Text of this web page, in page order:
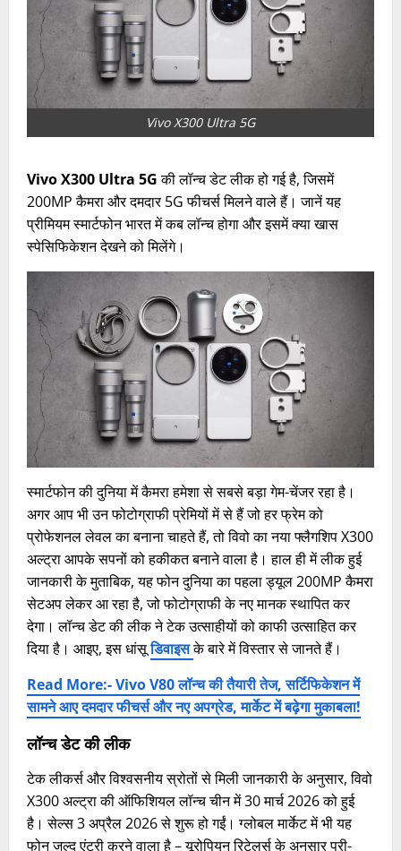
Vivo X300 Ultra 5G
Vivo X300 Ultra 5Gकी लॉन्च डेट लीक हो गई है, जिसमें
200MP कैमरा और दमदार 5G फीचर्स मिलने वाले हैं। जानें यह
प्रीमियम स्मार्टफोन भारत में कब लॉन्च होगा और इसमें क्या खास
स्पेसिफिकेशन देखने को मिलेंगे।
स्मार्टफोन की दुनिया में कैमरा हमेशा से सबसे बड़ा गेम-चेंजर रहा है।
अगर आप भी उन फोटोग्राफी प्रेमियों में से हैं जो हर फ्रेम को
प्रोफेशनल लेवल का बनाना चाहते हैं, तो विवो का नया फ्लैगशिप X300
अल्ट्रा आपके सपनों को हकीकत बनाने वाला है। हाल ही में लीक हुई
जानकारी के मुताबिक, यह फोन दुनिया का पहला ड्यूल 200MP कैमरा
सेटअप लेकर आ रहा है, जो फोटोग्राफी के नए मानक स्थापित कर
देगा। लॉन्च डेट की लीक ने टेक उत्साहीयों को काफी उत्साहित कर
दिया है। आइए, इस धांसूडिवाइसके बारे में विस्तार से जानते हैं।
Read More:- Vivo V80 लॉन्च की तैयारी तेज, सर्टिफिकेशन में
सामने आए दमदार फीचर्स और नए अपग्रेड, मार्केट में बढ़ेगा मुकाबला!
लॉन्च डेट की लीक
टेक लीकर्स और विश्वसनीय स्रोतों से मिली जानकारी के अनुसार, विवो
X300 अल्ट्रा की ऑफिशियल लॉन्च चीन में 30 मार्च 2026 को हुई
है। सेल्स 3 अप्रैल 2026 से शुरू हो गईं। ग्लोबल मार्केट में भी यह
फोन जल्द एंट्री करने वाला है – यूरोपियन रिटेलर्स के अनुसार प्री-